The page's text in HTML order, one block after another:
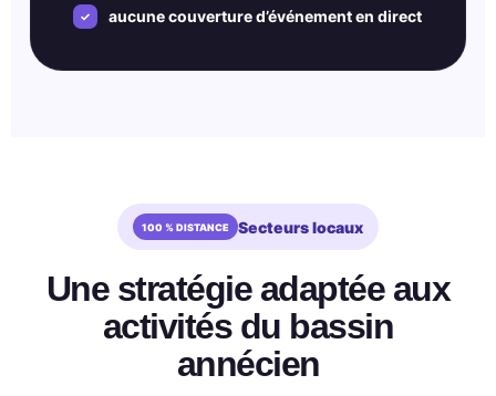
aucune couverture d’événement en direct
Secteurs locaux
Une stratégie adaptée aux
activités du bassin
annécien